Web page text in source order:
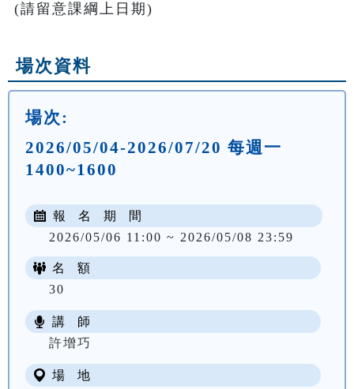
(請留意課綱上日期)
場次資料
場次:
2026/05/04-2026/07/20 每週一
1400~1600
報 名 期 間
2026/05/06 11:00 ~ 2026/05/08 23:59
名 額
30
講 師
許增巧
場 地